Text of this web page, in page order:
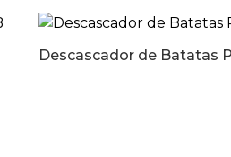
Descascador de Batatas